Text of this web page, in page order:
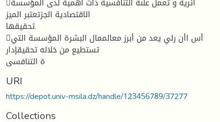
الاقتصادیة الجزتعتبر المیز
تحقیقها.
أس اأن رلي یعد من أبرز معالممال البشرة المؤسسة التي
تستطیع من خلاله تحقیقإدار
ة التنافسی
URI
https://depot.univ-msila.dz/handle/123456789/37277
Collections